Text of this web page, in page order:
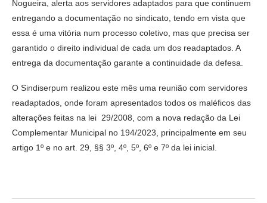
Nogueira, alerta aos servidores adaptados para que continuem
entregando a documentação no sindicato, tendo em vista que
essa é uma vitória num processo coletivo, mas que precisa ser
garantido o direito individual de cada um dos readaptados. A
entrega da documentação garante a continuidade da defesa.
O Sindiserpum realizou este mês uma reunião com servidores
readaptados, onde foram apresentados todos os maléficos das
alterações feitas na lei 29/2008, com a nova redação da Lei
Complementar Municipal no 194/2023, principalmente em seu
artigo 1º e no art. 29, §§ 3º, 4º, 5º, 6º e 7º da lei inicial.